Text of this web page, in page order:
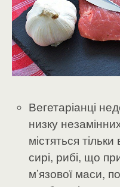
Вегетаріанці
низку
містяться
сирі, рибі, що
м’язової маси,